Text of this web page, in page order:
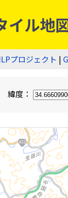
ル地
プロジェクト |
緯度：